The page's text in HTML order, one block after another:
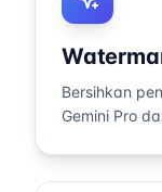
Bersihkan
Gemini Pro